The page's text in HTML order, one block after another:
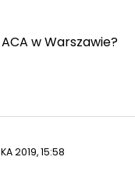
w Warszawie?
2019, 15:58